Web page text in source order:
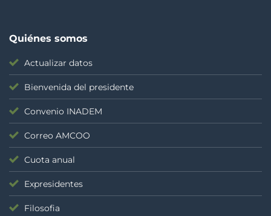
Quiénes somos
Actualizar datos
Bienvenida del presidente
Convenio INADEM
Correo AMCOO
Cuota anual
Expresidentes
Filosofia